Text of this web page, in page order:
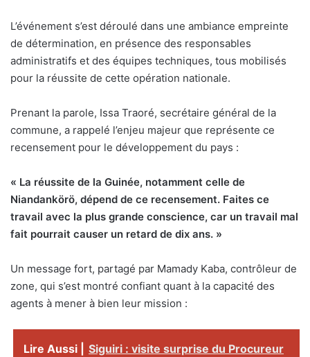
L’événement s’est déroulé dans une ambiance empreinte
de détermination, en présence des responsables
administratifs et des équipes techniques, tous mobilisés
pour la réussite de cette opération nationale.
Prenant la parole, Issa Traoré, secrétaire général de la
commune, a rappelé l’enjeu majeur que représente ce
recensement pour le développement du pays :
« La réussite de la Guinée, notamment celle de
Niandankörö, dépend de ce recensement. Faites ce
travail avec la plus grande conscience, car un travail mal
fait pourrait causer un retard de dix ans. »
Un message fort, partagé par Mamady Kaba, contrôleur de
zone, qui s’est montré confiant quant à la capacité des
agents à mener à bien leur mission :
Lire Aussi |
Siguiri : visite surprise du Procureur